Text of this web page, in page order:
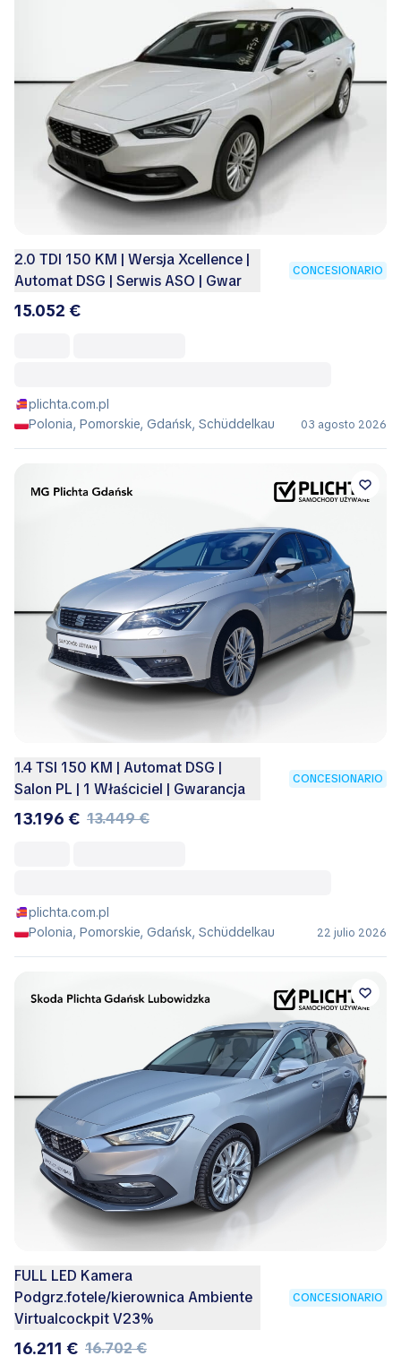
2.0 TDI 150 KM | Wersja Xcellence |
Automat DSG | Serwis ASO | Gwar
CONCESIONARIO
15.052 €
plichta.com.pl
Polonia, Pomorskie, Gdańsk, Schüddelkau
03 agosto 2026
1.4 TSI 150 KM | Automat DSG |
Salon PL | 1 Właściciel | Gwarancja
CONCESIONARIO
13.196 € 13.449 €
plichta.com.pl
Polonia, Pomorskie, Gdańsk, Schüddelkau
22 julio 2026
FULL LED Kamera
Podgrz.fotele/kierownica Ambiente
Virtualcockpit V23%
CONCESIONARIO
16.211 € 16.702 €